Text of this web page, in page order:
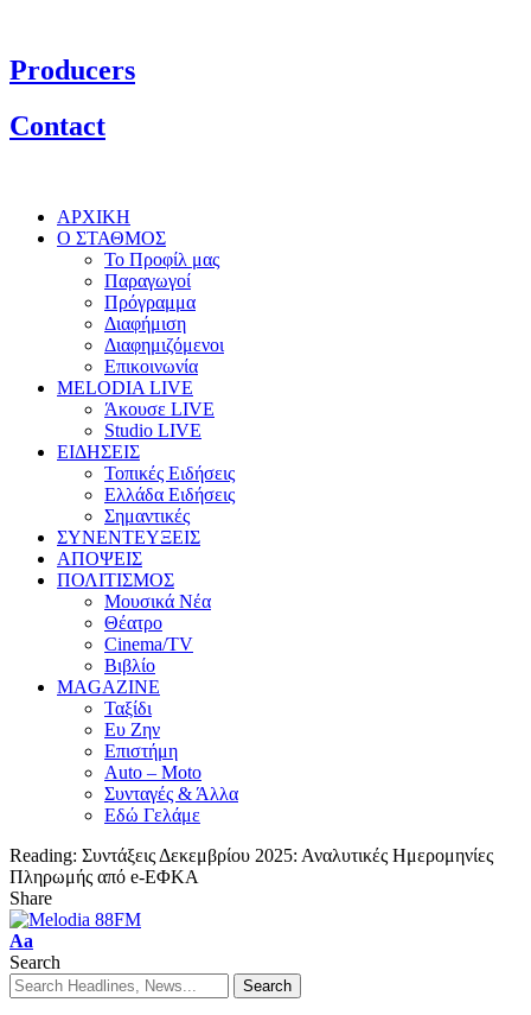
Producers
Contact
ΑΡΧΙΚΗ
Ο ΣΤΑΘΜΟΣ
Το Προφίλ μας
Παραγωγοί
Πρόγραμμα
Διαφήμιση
Διαφημιζόμενοι
Επικοινωνία
MELODIA LIVE
Άκουσε LIVE
Studio LIVE
ΕΙΔΗΣΕΙΣ
Τοπικές Ειδήσεις
Ελλάδα Ειδήσεις
Σημαντικές
ΣΥΝΕΝΤΕΥΞΕΙΣ
ΑΠΟΨΕΙΣ
ΠΟΛΙΤΙΣΜΟΣ
Μουσικά Νέα
Θέατρο
Cinema/TV
Βιβλίο
MAGAZINE
Ταξίδι
Ευ Ζην
Επιστήμη
Auto – Moto
Συνταγές & Άλλα
Εδώ Γελάμε
Reading: Συντάξεις Δεκεμβρίου 2025: Αναλυτικές Ημερομηνίες
Πληρωμής από e-ΕΦΚΑ
Share
Aa
Search